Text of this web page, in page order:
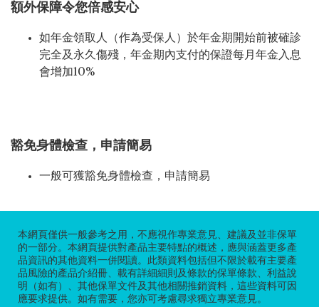
額外保障令您倍感安心
如年金領取人（作為受保人）於年金期開始前被確診
完全及永久傷殘，年金期內支付的保證每月年金入息
會增加10%
豁免身體檢查，申請簡易
一般可獲豁免身體檢查，申請簡易
本網頁僅供一般參考之用，不應視作專業意見、建議及並非保單
的一部分。本網頁提供對產品主要特點的概述，應與涵蓋更多產
品資訊的其他資料一併閱讀。此類資料包括但不限於載有主要產
品風險的產品介紹冊、載有詳細細則及條款的保單條款、利益說
明（如有）、其他保單文件及其他相關推銷資料，這些資料可因
應要求提供。如有需要，您亦可考慮尋求獨立專業意見。